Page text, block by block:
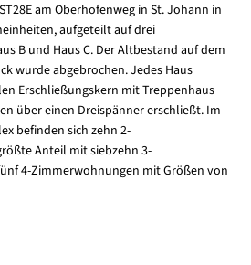
am Oberhofenweg in St. Johann in
aufgeteilt auf drei
B und Haus C. Der Altbestand auf dem
wurde abgebrochen. Jedes Haus
Erschließungskern mit Treppenhaus
über einen Dreispänner erschließt. Im
befinden sich zehn 2-
Anteil mit siebzehn 3-
4-Zimmerwohnungen mit Größen von